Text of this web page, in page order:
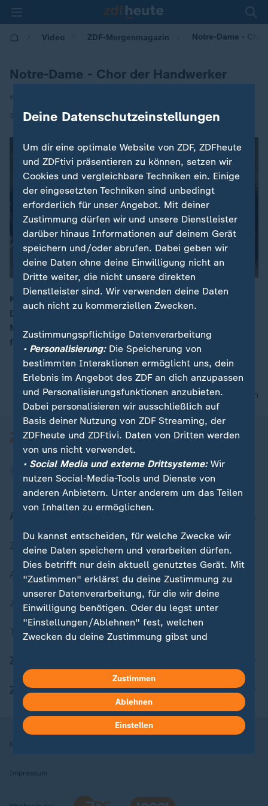
Video ZDF-Morgenmagazin Notre-Dame -
Notre-Dame - Chor der Handwerker
von Anne Arend
28.11.2024 | 05:30
Kurz vor der Wiedereröffnung der Kathedrale Notre
Dame in Paris proben Handwerker und andere
Mitarbeiter bei der Sanierung für einen gemeinsamen
festlichen Chor-Auftritt.
nach oben
Zuletzt veröffentlicht
Aktuelle Sendungs-Videos
ZDFheute Stories
Themen im Überblick
ZDFheute Apps
Nutzungsbedingungen
Impressum
Deine Datenschutzeinstellungen
Um dir eine optimale Website von ZDF, ZDFheute
und ZDFtivi präsentieren zu können, setzen wir
Cookies und vergleichbare Techniken ein. Einige
der eingesetzten Techniken sind unbedingt
erforderlich für unser Angebot. Mit deiner
Zustimmung dürfen wir und unsere Dienstleister
darüber hinaus Informationen auf deinem Gerät
speichern und/oder abrufen. Dabei geben wir
deine Daten ohne deine Einwilligung nicht an
Dritte weiter, die nicht unsere direkten
Dienstleister sind. Wir verwenden deine Daten
auch nicht zu kommerziellen Zwecken.
Zustimmungspflichtige Datenverarbeitung
• Personalisierung:Die Speicherung von
bestimmten Interaktionen ermöglicht uns, dein
Erlebnis im Angebot des ZDF an dich anzupassen
und Personalisierungsfunktionen anzubieten.
Dabei personalisieren wir ausschließlich auf
Basis deiner Nutzung von ZDF Streaming, der
ZDFheute und ZDFtivi. Daten von Dritten werden
von uns nicht verwendet.
• Social Media und externe Drittsysteme:Wir
nutzen Social-Media-Tools und Dienste von
anderen Anbietern. Unter anderem um das Teilen
von Inhalten zu ermöglichen.
Du kannst entscheiden, für welche Zwecke wir
deine Daten speichern und verarbeiten dürfen.
Dies betrifft nur dein aktuell genutztes Gerät. Mit
"Zustimmen" erklärst du deine Zustimmung zu
unserer Datenverarbeitung, für die wir deine
Einwilligung benötigen. Oder du legst unter
"Einstellungen/Ablehnen" fest, welchen
Zwecken du deine Zustimmung gibst und
in deinen Einstellungen widerrufen oder ändern.
Hier findest du das Impressum.
Weitere Informationen findest du in unserer
Datenschutzerklärung.
Zustimmen
Ablehnen
Einstellen